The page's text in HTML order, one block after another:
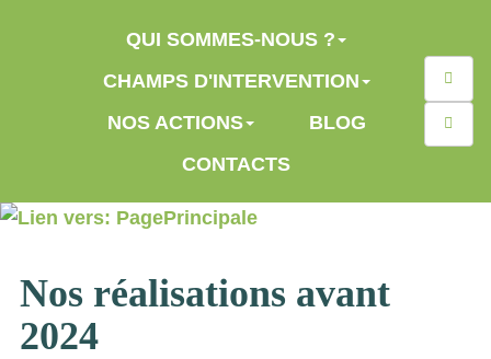
QUI SOMMES-NOUS ?
CHAMPS D'INTERVENTION
NOS ACTIONS
BLOG
CONTACTS
Nos réalisations avant
2024